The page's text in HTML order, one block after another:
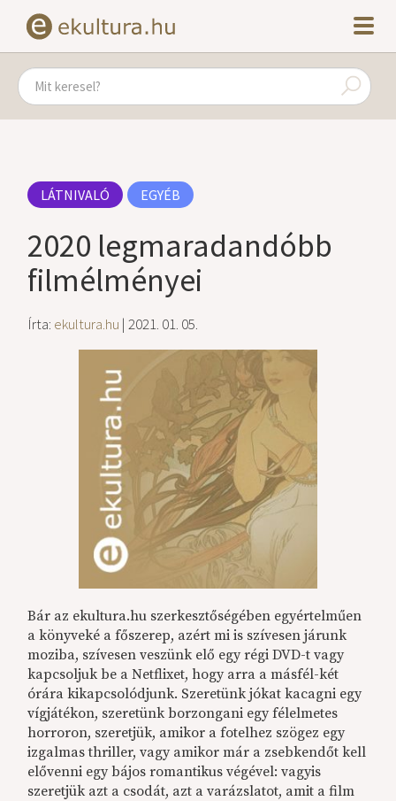
LÁTNIVALÓ EGYÉB
2020 legmaradandóbb
filmélményei
Írta: ekultura.hu | 2021. 01. 05.
Bár az ekultura.hu szerkesztőségében egyértelműen
a könyveké a főszerep, azért mi is szívesen járunk
moziba, szívesen veszünk elő egy régi DVD-t vagy
kapcsoljuk be a Netflixet, hogy arra a másfél-két
órára kikapcsolódjunk. Szeretünk jókat kacagni egy
vígjátékon, szeretünk borzongani egy félelmetes
horroron, szeretjük, amikor a fotelhez szögez egy
izgalmas thriller, vagy amikor már a zsebkendőt kell
elővenni egy bájos romantikus végével: vagyis
szeretjük azt a csodát, azt a varázslatot, amit a film